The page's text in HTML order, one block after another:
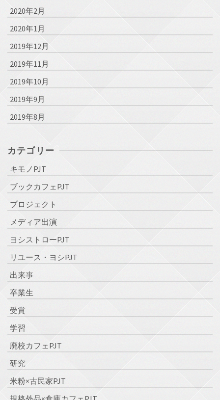
2020年2月
2020年1月
2019年12月
2019年11月
2019年10月
2019年9月
2019年8月
カテゴリー
キモノPJT
ブックカフェPJT
プロジェクト
メディア出演
ヨシストローPJT
リユース・ヨシPJT
出来事
卒業生
受賞
学習
廃校カフェPJT
研究
米粉×古民家PJT